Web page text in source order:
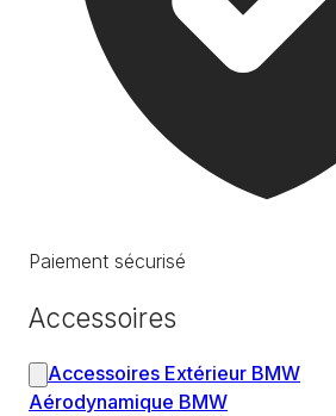
Paiement sécurisé
Accessoires
Accessoires Extérieur BMW
Aérodynamique BMW